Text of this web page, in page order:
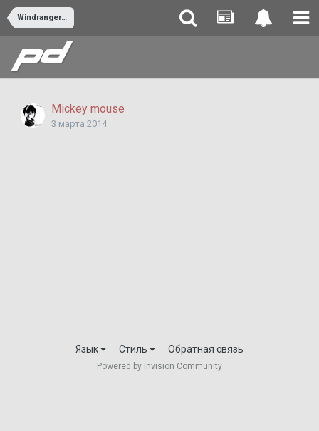
Windranger(Windrunner)
Mickey mouse
3 марта 2014
Язык Стиль Обратная связь
Powered by Invision Community